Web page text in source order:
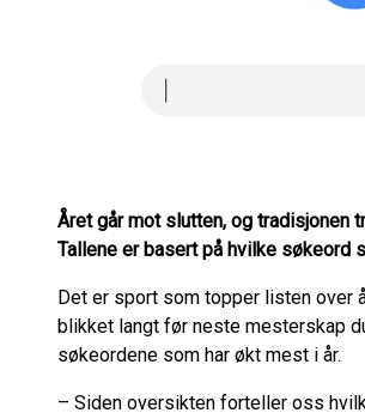
Året går mot slutten, og tradisjonen
Tallene er basert på hvilke søkeord
Det er sport som topper listen over
blikket langt før neste mesterskap
søkeordene som har økt mest i år.
– Siden oversikten forteller oss